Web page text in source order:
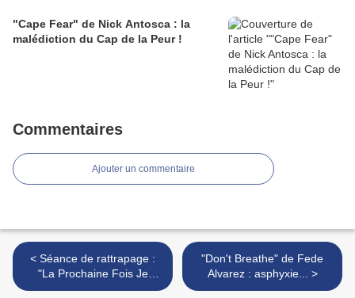
"Cape Fear" de Nick Antosca : la
malédiction du Cap de la Peur !
Commentaires
Ajouter un commentaire
< Séance de rattrapage :
"La Prochaine Fois Je
Viserai le Coeur" de Cédric
"Don't Breathe" de Fede
Alvarez : asphyxie... >